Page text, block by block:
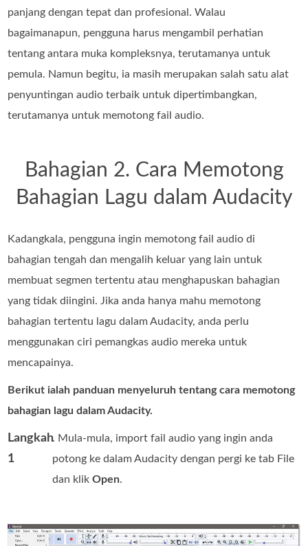
panjang dengan tepat dan profesional. Walau
bagaimanapun, pengguna harus mengambil perhatian
tentang antara muka kompleksnya, terutamanya untuk
pemula. Namun begitu, ia masih merupakan salah satu alat
penyuntingan audio terbaik untuk dipertimbangkan,
terutamanya untuk memotong fail audio.
Bahagian 2. Cara Memotong
Bahagian Lagu dalam Audacity
Kadangkala, pengguna ingin memotong fail audio di
bahagian tengah dan mengalih keluar yang lain untuk
membuat segmen tertentu atau menghapuskan bahagian
yang tidak diingini. Jika anda hanya mahu memotong
bahagian tertentu lagu dalam Audacity, anda perlu
menggunakan ciri pemangkas audio mereka untuk
mencapainya.
Berikut ialah panduan menyeluruh tentang cara memotong
bahagian lagu dalam Audacity.
Langkah
1
. Mula-mula, import fail audio yang ingin anda
potong ke dalam Audacity dengan pergi ke tab File
dan klikOpen.